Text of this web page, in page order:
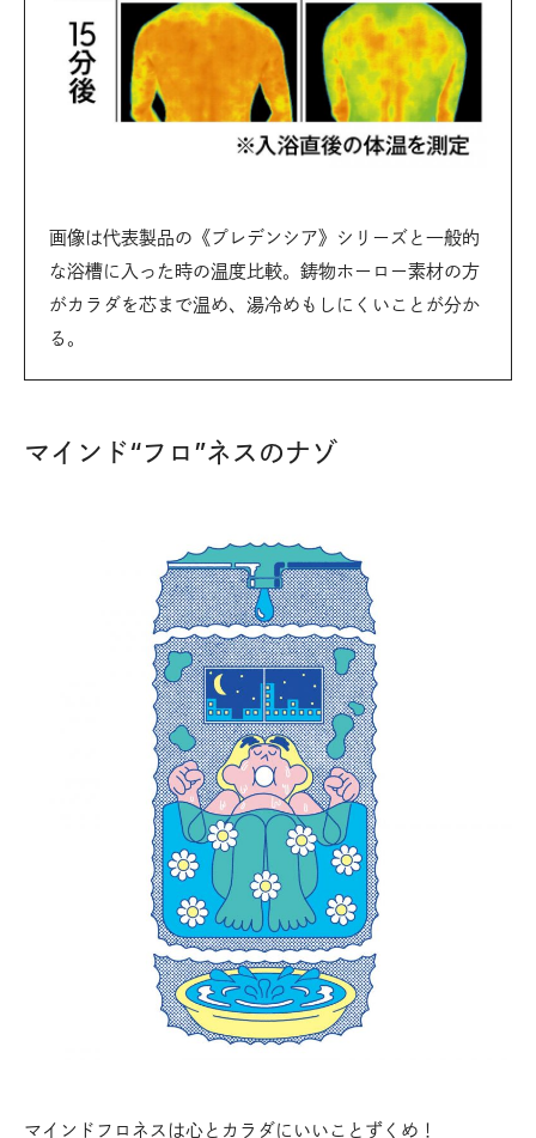
画像は代表製品の《プレデンシア》シリーズと一般的
な浴槽に入った時の温度比較。鋳物ホーロー素材の方
がカラダを芯まで温め、湯冷めもしにくいことが分か
る。
マインド“フロ”ネスのナゾ
マインドフロネスは心とカラダにいいことずくめ！